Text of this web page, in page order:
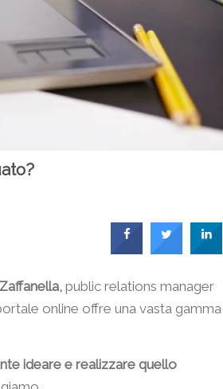
public relations manager
online offre una vasta gamma
ideare e realizzare quello